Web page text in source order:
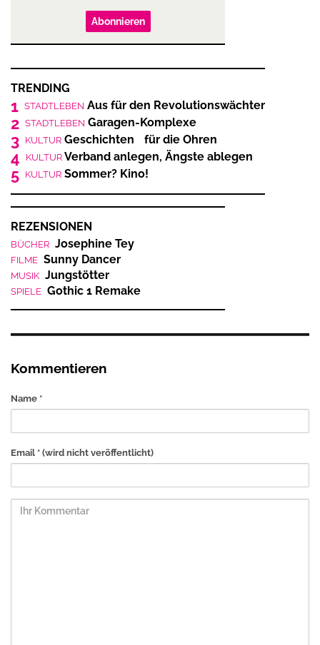
Abonnieren
TRENDING
1 STADTLEBEN Aus für den Revolutionswächter
2 STADTLEBEN Garagen-Komplexe
3 KULTUR Geschichten für die Ohren
4 KULTUR Verband anlegen, Ängste ablegen
5 KULTUR Sommer? Kino!
REZENSIONEN
BÜCHER Josephine Tey
FILME Sunny Dancer
MUSIK Jungstötter
SPIELE Gothic 1 Remake
Kommentieren
Name *
Email * (wird nicht veröffentlicht)